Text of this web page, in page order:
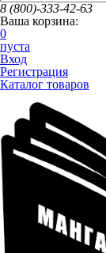
8 (800)-333-42-63
Ваша корзина:
0
пуста
Вход
Регистрация
Каталог товаров